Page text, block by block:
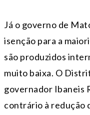
Já o governo de
isenção para a
são produzidos
muito baixa. O
governador Ibaneis
contrário à redução